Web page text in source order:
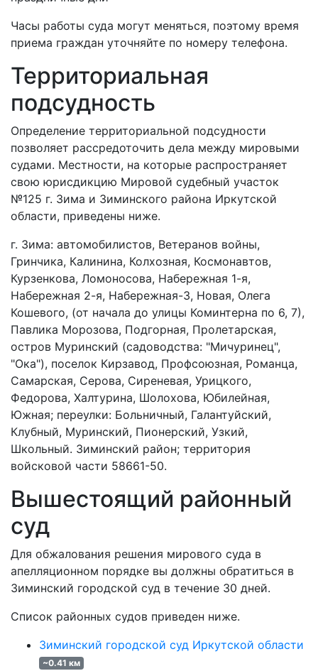
Часы работы суда могут меняться, поэтому время
приема граждан уточняйте по номеру телефона.
Территориальная
подсудность
Определение территориальной подсудности
позволяет рассредоточить дела между мировыми
судами. Местности, на которые распространяет
свою юрисдикцию Мировой судебный участок
№125 г. Зима и Зиминского района Иркутской
области, приведены ниже.
г. Зима: автомобилистов, Ветеранов войны,
Гринчика, Калинина, Колхозная, Космонавтов,
Курзенкова, Ломоносова, Набережная 1-я,
Набережная 2-я, Набережная-3, Новая, Олега
Кошевого, (от начала до улицы Коминтерна по 6, 7),
Павлика Морозова, Подгорная, Пролетарская,
остров Муринский (садоводства: "Мичуринец",
"Ока"), поселок Кирзавод, Профсоюзная, Романца,
Самарская, Серова, Сиреневая, Урицкого,
Федорова, Халтурина, Шолохова, Юбилейная,
Южная; переулки: Больничный, Галантуйский,
Клубный, Муринский, Пионерский, Узкий,
Школьный. Зиминский район; территория
войсковой части 58661-50.
Вышестоящий районный
суд
Для обжалования решения мирового суда в
апелляционном порядке вы должны обратиться в
Зиминский городской суд в течение 30 дней.
Список районных судов приведен ниже.
Зиминский городской суд Иркутской области
~0.41 км